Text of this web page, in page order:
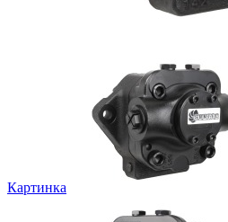
Картинка